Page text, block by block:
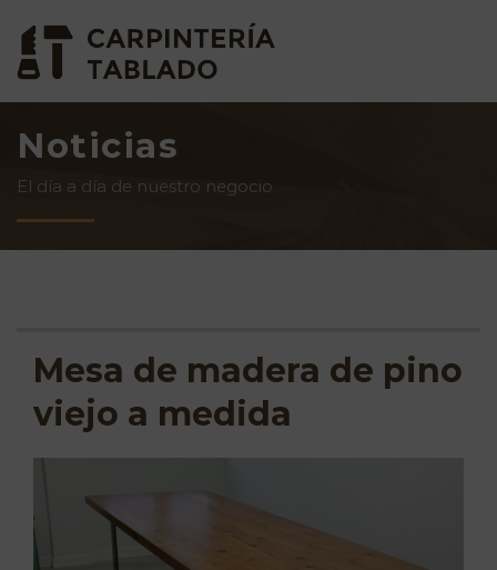
Noticias
El día a día de nuestro negocio
Mesa de madera de pino
viejo a medida